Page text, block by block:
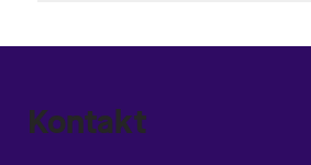
Kontakt